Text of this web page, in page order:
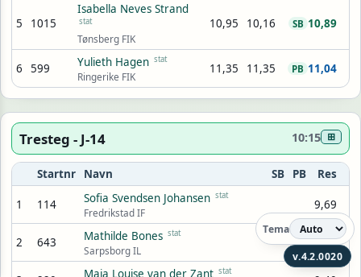
5 1015
Isabella Neves Strand
stat
Tønsberg FIK
10,95 10,16 10,89
SB
6 599 Yulieth Hagen stat
Ringerike FIK
11,35 11,35 11,04
PB
Tresteg - J-14 10:15 ⊞
Startnr Navn SB PB Res
1 114 Sofia Svendsen Johansen stat
Fredrikstad IF
9,69
2 643 Mathilde Bones stat
Sarpsborg IL
9,45
Maja Louise van der Zant stat
v.4.2.0020
Tema